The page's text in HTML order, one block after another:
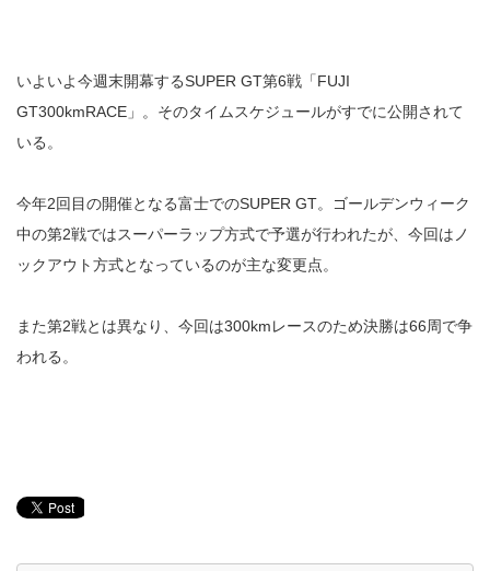
いよいよ今週末開幕するSUPER GT第6戦「FUJI
GT300kmRACE」。そのタイムスケジュールがすでに公開されて
いる。
今年2回目の開催となる富士でのSUPER GT。ゴールデンウィーク
中の第2戦ではスーパーラップ方式で予選が行われたが、今回はノ
ックアウト方式となっているのが主な変更点。
また第2戦とは異なり、今回は300kmレースのため決勝は66周で争
われる。